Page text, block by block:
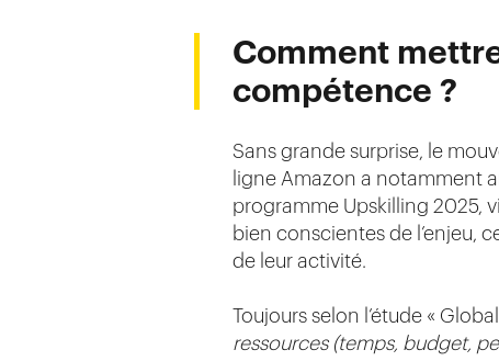
Comment
compétence ?
Sans grande surprise, le
ligne Amazon a notamment
programme Upskilling 2025,
bien conscientes de l’enjeu,
de leur activité.
Toujours selon l’étude «
ressources (temps, budget,